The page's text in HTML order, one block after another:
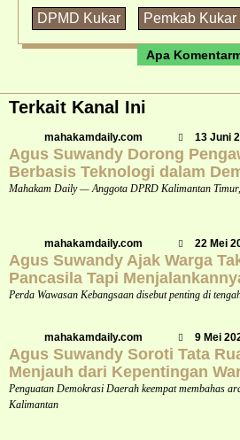
DPMD Kukar
Pemkab Kukar
Apa
Terkait Kanal Ini
mahakamdaily.com 13 Juni
Agus Suwandy Dorong
Berbasis Teknologi dalam
Mahakam Daily — Anggota DPRD Kalimantan
mahakamdaily.com 22 Mei
Agus Suwandy Ajak Warga
Pancasila Tapi
Perda Wawasan Kebangsaan disebut penting di
mahakamdaily.com 9 Mei
Agus Suwandy Soroti Tata
Menjauh dari Kepentingan
Penguatan Demokrasi Daerah keempat membahas
Kalimantan